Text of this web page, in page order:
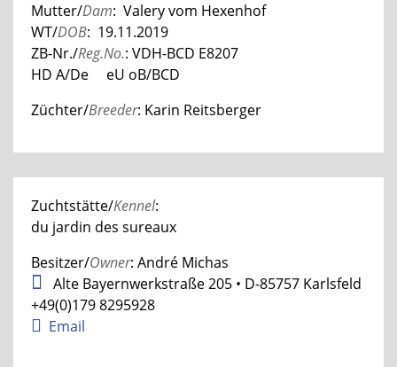
Mutter/Dam: Valery vom Hexenhof
WT/DOB: 19.11.2019
ZB-Nr./Reg.No.: VDH-BCD E8207
HD A/De eU oB/BCD
Züchter/Breeder: Karin Reitsberger
Zuchtstätte/Kennel:
du jardin des sureaux
Besitzer/Owner: André Michas
Alte Bayernwerkstraße 205 • D-85757 Karlsfeld
+49(0)179 8295928
Email